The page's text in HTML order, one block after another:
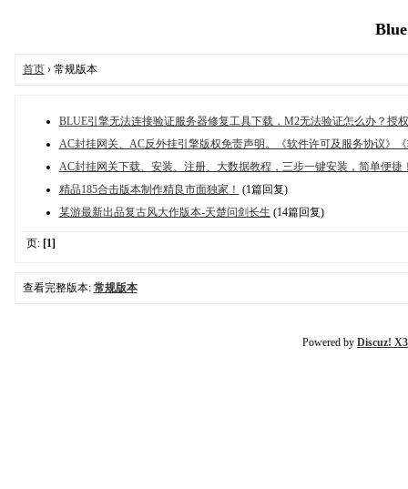
首页› 常规版本
BLUE引擎无法连接验证服务器修复工具下载，M2无法验证怎么办？授
AC封挂网关、AC反外挂引擎版权免责声明。《软件许可及服务协议》
AC封挂网关下载、安装、注册、大数据教程，三步一键安装，简单便捷
精品185合击版本制作精良市面独家！ (1篇回复)
某游最新出品复古风大作版本-天楚问剑长生 (14篇回复)
页: [1]
查看完整版本: 常规版本
Powered by Discuz!